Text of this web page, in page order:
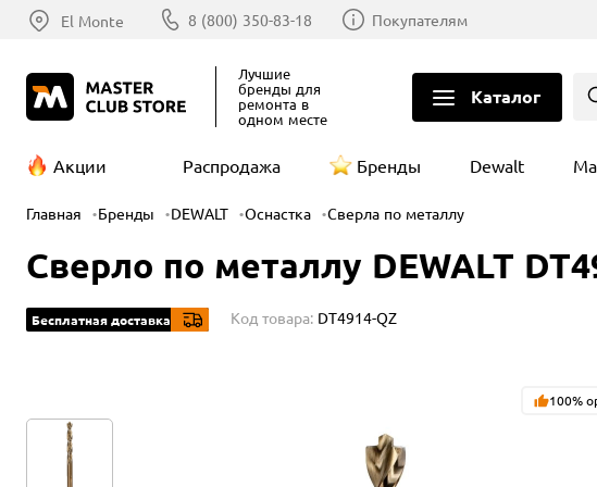
El Monte 8 (800) 350-83-18 Покупателям
Лучшие
бренды для
ремонта в
одном месте
Каталог
Акции Распродажа Бренды Dewalt
Главная Бренды DEWALT Оснастка Сверла по металлу
Сверло по металлу DEWALT
Бесплатная доставка Код товара: DT4914-QZ
100%